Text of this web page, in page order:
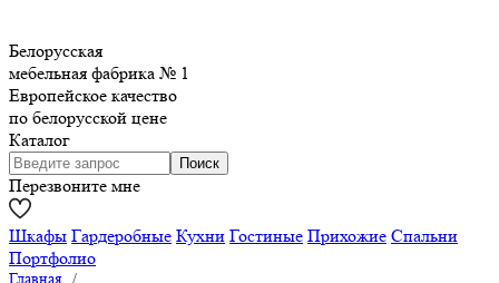
Белорусская
мебельная фабрика № 1
Европейское качество
по белорусской цене
Каталог
Перезвоните мне
Шкафы Гардеробные Кухни Гостиные Прихожие Спальни
Портфолио
Главная /